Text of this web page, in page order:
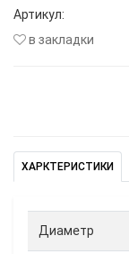
Артикул:
в закладки
ХАРКТЕРИСТИКИ
Диаметр